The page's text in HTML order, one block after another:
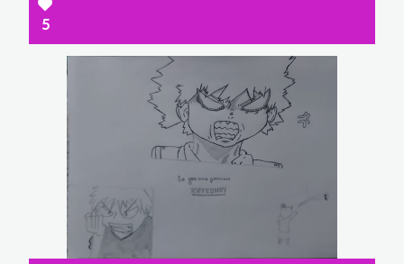
5